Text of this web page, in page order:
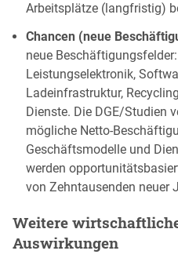
Arbeitsplätze (langfristig)
Chancen (neue
neue
Leistungselektronik,
Ladeinfrastruktur,
Dienste. Die DGE/Studien
mögliche Netto-
Geschäftsmodelle und
werden
von Zehntausenden neuer
Weitere
Auswirkungen